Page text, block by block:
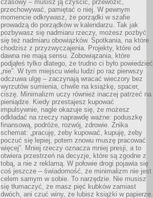
czasowy – musisz ją czyścić, przewozić,
przechowywać, pamiętać o niej. W pewnym
momencie odkrywasz, że porządki w szafie
prowadzą do porządków w kalendarzu. Tak jak
pozbywasz się nadmiaru rzeczy, możesz pozbyć
się też nadmiaru obowiązków. Spotkania, na które
chodzisz z przyzwyczajenia. Projekty, które od
dawna nie mają sensu. Zobowiązania, które
podjąłeś tylko dlatego, że trudno ci było powiedzieć
„nie”. W tym miejscu wielu ludzi po raz pierwszy
odczuwa ulgę – zaczynają wracać wieczory bez
wyrzutów sumienia, chwile na książkę, spacer,
ciszę. Minimalizm uczy również inaczej patrzeć na
pieniądze. Kiedy przestajesz kupować
impulsywnie, nagle okazuje się, że możesz
odkładać na rzeczy naprawdę ważne: poduszkę
finansową, podróże, rozwój, zdrowie. Znika
schemat: „pracuję, żeby kupować, kupuję, żeby
poczuć się lepiej, potem znowu muszę pracować
więcej”. Mniej rzeczy oznacza mniej presji, a to
otwiera przestrzeń na decyzje, które są zgodne z
tobą, a nie z reklamą. W połowie drogi pojawia się
coś jeszcze – świadomość, że minimalizm nie jest
celem samym w sobie. To narzędzie. Nie musisz
się tłumaczyć, że masz pięć kubków zamiast
dwóch, ani czuć winy, że lubisz książki w papierze.